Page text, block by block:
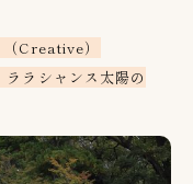
Creative）
ラシャンス太陽の